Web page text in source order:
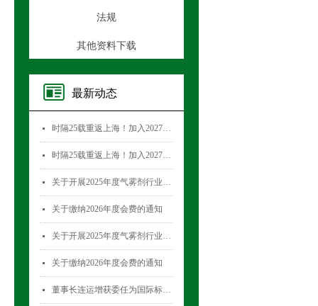
法规
其他资料下载
最新动态
넷 时隔25载重返上海！加入2027国际气雾剂与金属容器展览会，直面30,000+全球买家！
넷 时隔25载重返上海！加入2027国际气雾剂与金属容器展览会，直面30,000+全球买家！
넷 关于开展2025年度气雾剂行业数据统计工作的通知
넷 关于缴纳2026年度会费的通知
넷 关于开展2025年度气雾剂行业数据统计工作的通知
넷 关于缴纳2026年度会费的通知
넷 董事长连运增获委任为国际标准化组织薄壁金属容器技术委员会(ISO/TC52)主席